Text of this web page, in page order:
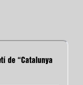
de “Catalunya